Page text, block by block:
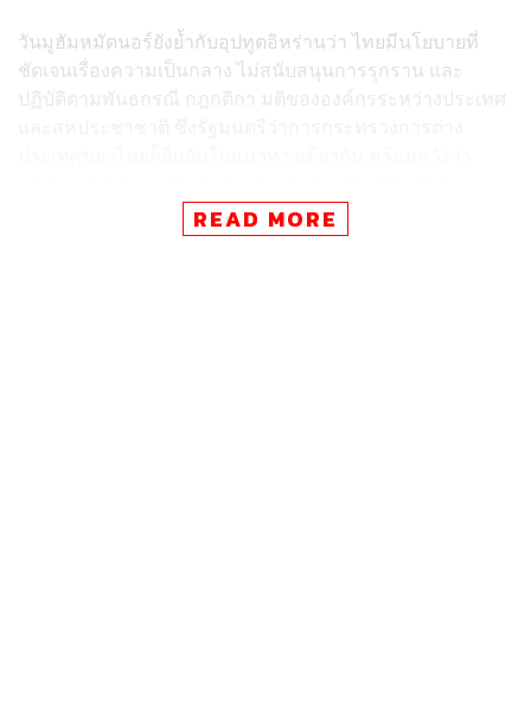
วันมูฮัมหมัดนอร์ยังย้ำกับอุปทูตอิหร่านว่า ไทยมีนโยบายที่
ชัดเจนเรื่องความเป็นกลาง ไม่สนับสนุนการรุกราน และ
ปฏิบัติตามพันธกรณี กฎกติกา มติขององค์กรระหว่างประเทศ
คลี่คลายโดยเร็ว เนื่องจากไม่ได้ส่งผลกระทบเฉพาะคู่ขัดแย้ง
แต่ยังสร้างความเดือดร้อนไปทั่วโลก โดยเฉพาะด้าน
READ MORE